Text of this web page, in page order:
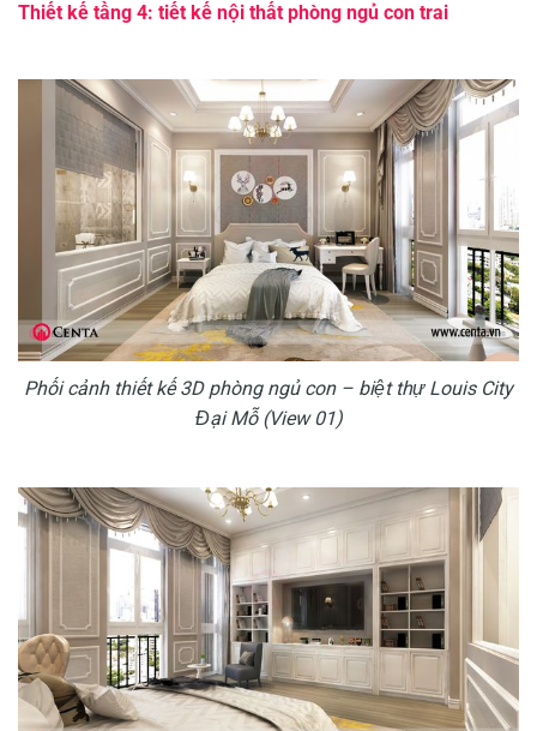
Thiết kế tầng 4: tiết kế nội thất phòng ngủ con trai
Phối cảnh thiết kế 3D phòng ngủ con – biệt thự Louis City
Đại Mỗ (View 01)